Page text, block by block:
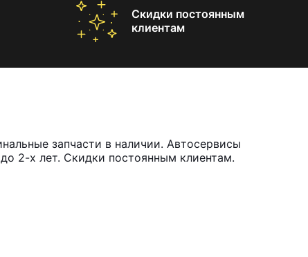
Скидки постоянным
клиентам
запчасти в наличии. Автосервисы
2-х лет. Скидки постоянным клиентам.